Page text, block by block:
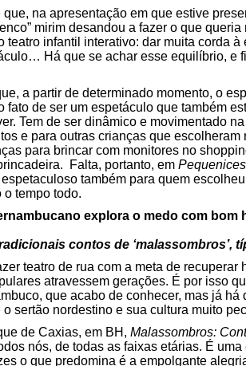
na apresentação em que estive
mirim desandou a fazer o que
teatro infantil interativo: dar muita corda
Há que se achar esse equilíbrio, e
a partir de determinado momento, o
fato de ser um espetáculo que também
Tem de ser dinâmico e movimentado
e para outras crianças que
para brincar com monitores no
Falta, portanto, em Pequenices
também para quem
o tempo todo.
explora o medo com bom
contos de ‘malassombros’,
teatro de rua com a meta de
atravessem gerações. É por isso
que acabo de conhecer, mas já
sertão nordestino e sua cultura muito
de Caxias, em BH, Malassombros:
nós, de todas as faixas etárias. É
o que predomina é a empolgante